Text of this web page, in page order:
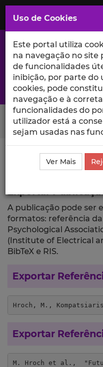
Saltar
para
Conteúdo
Principal
A excelência da
Search Button
Ciência_Iscte
Publicação
Exportar
A publicação pode ser
formatos: referência
Psychological
(Institute of Electrical
BibTeX e RIS.
Exportar
Hroch, M.,
Exportar
M. Hroch et al.,
Uso de Cookies
Este portal utiliza
na navegação no
de funcionalidades
inibição, por parte do
cookies, pode
navegação e à
funcionalidades do
utilizador está a
sejam usadas nas
Ver Mais